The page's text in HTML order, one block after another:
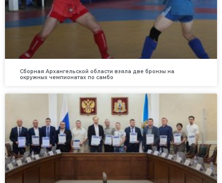
Сборная Архангельской области взяла две бронзы на
окружных чемпионатах по самбо